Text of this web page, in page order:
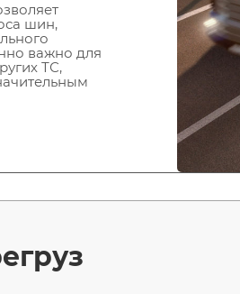
шин,
важно для
ТС,